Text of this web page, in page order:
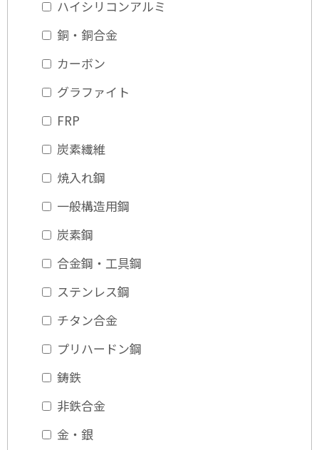
ハイシリコンアルミ
銅・銅合金
カーボン
グラファイト
FRP
炭素繊維
焼入れ鋼
一般構造用鋼
炭素鋼
合金鋼・工具鋼
ステンレス鋼
チタン合金
プリハードン鋼
鋳鉄
非鉄合金
金・銀